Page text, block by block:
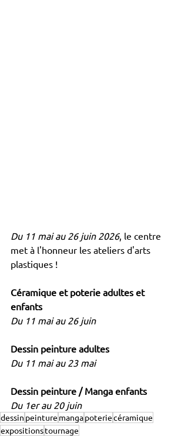
Du 11 mai au 26 juin 2026, le centre
met à l'honneur les ateliers d'arts
plastiques !
Céramique et poterie adultes et
enfants
Du 11 mai au 26 juin
Dessin peinture adultes
Du 11 mai au 23 mai
Dessin peinture / Manga enfants
Du 1er au 20 juin
dessin peinture mangapoteriecéramique
expositionstournage